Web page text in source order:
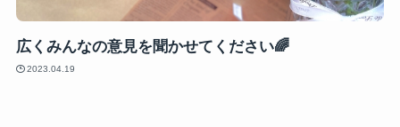
広くみんなの意見を聞かせてください🌈
2023.04.19